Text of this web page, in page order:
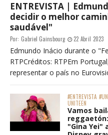
ENTREVISTA |
decidir o melhor
saudável"
Por: Gabriel Gainsbourg 22 Abril 2023
Edmundo Inácio durante o
RTPCréditos: RTPEm
representar o país no
#ENTREVISTA
UNITEEN
Vamos
"Gina Yei"